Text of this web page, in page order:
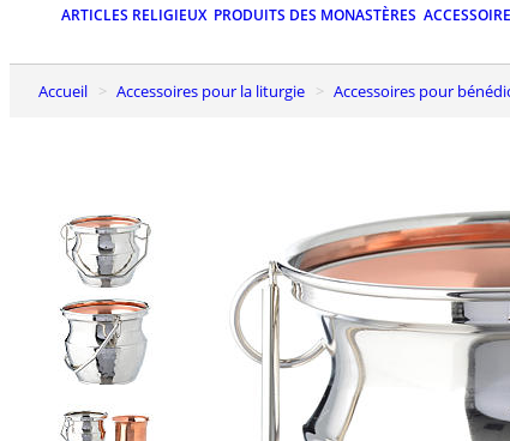
ARTICLES RELIGIEUX PRODUITS DES MONASTÈRES
Accueil Accessoires pour la liturgie Accessoires pour